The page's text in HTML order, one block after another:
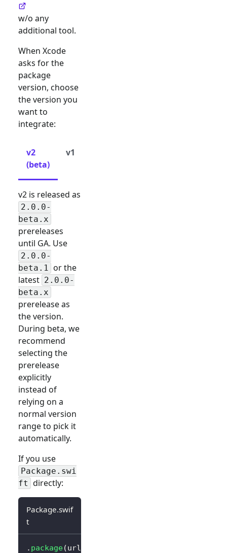
w/o any
additional tool.
When Xcode
asks for the
package
version, choose
the version you
want to
integrate:
v2
(beta)
v1
v2 is released as
2.0.0-
beta.x
prereleases
until GA. Use
2.0.0-
beta.1 or the
latest 2.0.0-
beta.x
prerelease as
the version.
During beta, we
recommend
selecting the
prerelease
explicitly
instead of
relying on a
normal version
range to pick it
automatically.
If you use
Package.swi
ft directly:
Package.swif
t
. package(url